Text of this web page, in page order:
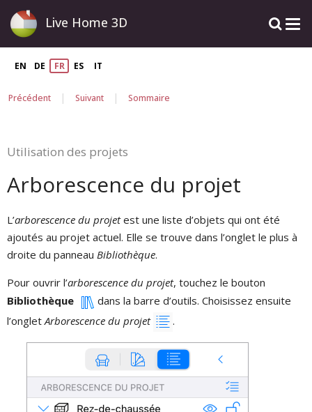
Live Home 3D
EN DE FR ES IT
Précédent | Suivant | Sommaire
Utilisation des projets
Arborescence du projet
L’arborescence du projetest une liste d’objets qui ont été
ajoutés au projet actuel. Elle se trouve dans l’onglet le plus à
droite du panneau Bibliothèque.
Pour ouvrir l’arborescence du projet, touchez le bouton
Bibliothèque
dans la barre d’outils. Choisissez ensuite
l’ongletArborescence du projet .